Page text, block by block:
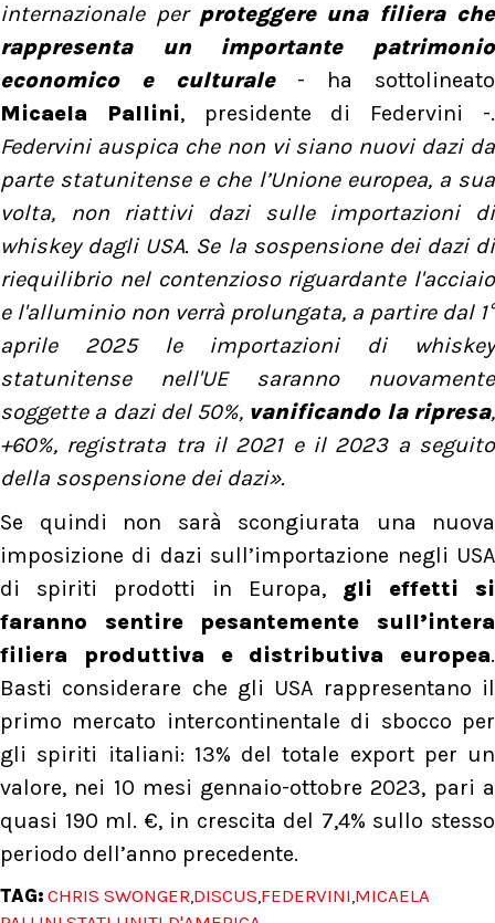
internazionale per proteggere una filiera che
rappresenta un importante patrimonio
economico e culturale- ha sottolineato
Micaela Pallini, presidente di Federvini -.
Federvini auspica che non vi siano nuovi dazi da
parte statunitense e che l’Unione europea, a sua
volta, non riattivi dazi sulle importazioni di
whiskey dagli USA. Se la sospensione dei dazi di
riequilibrio nel contenzioso riguardante l'acciaio
e l'alluminio non verrà prolungata, a partire dal 1°
aprile 2025 le importazioni di whiskey
statunitense nell'UE saranno nuovamente
soggette a dazi del 50%, vanificando la ripresa,
+60%, registrata tra il 2021 e il 2023 a seguito
della sospensione dei dazi».
Se quindi non sarà scongiurata una nuova
imposizione di dazi sull’importazione negli USA
di spiriti prodotti in Europa, gli effetti si
faranno sentire pesantemente sull’intera
filiera produttiva e distributiva europea.
Basti considerare che gli USA rappresentano il
primo mercato intercontinentale di sbocco per
gli spiriti italiani: 13% del totale export per un
valore, nei 10 mesi gennaio-ottobre 2023, pari a
quasi 190 ml. €, in crescita del 7,4% sullo stesso
periodo dell’anno precedente.
TAG: CHRIS SWONGER,DISCUS,FEDERVINI,MICAELA